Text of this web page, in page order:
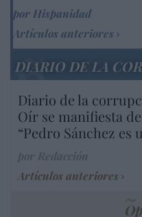
por Hispanidad
Artículos anteriores
DIARIO DE LA
Diario de la
Oír se manifiesta
“Pedro Sánchez es
Artículos anteriores